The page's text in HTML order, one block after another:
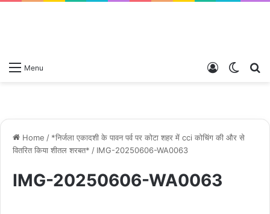
Menu
Switch
Log
Home / *निर्जला एकादशी के पावन पर्व पर कोटा शहर में cci कोचिंग की और से
वितरित किया शीतल शरबत* / IMG-20250606-WA0063
IMG-20250606-WA0063